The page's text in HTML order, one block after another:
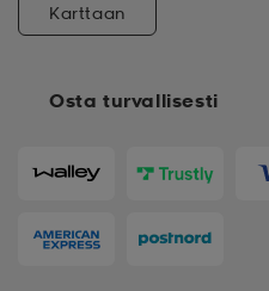
Osta turvallisesti
Karttaan